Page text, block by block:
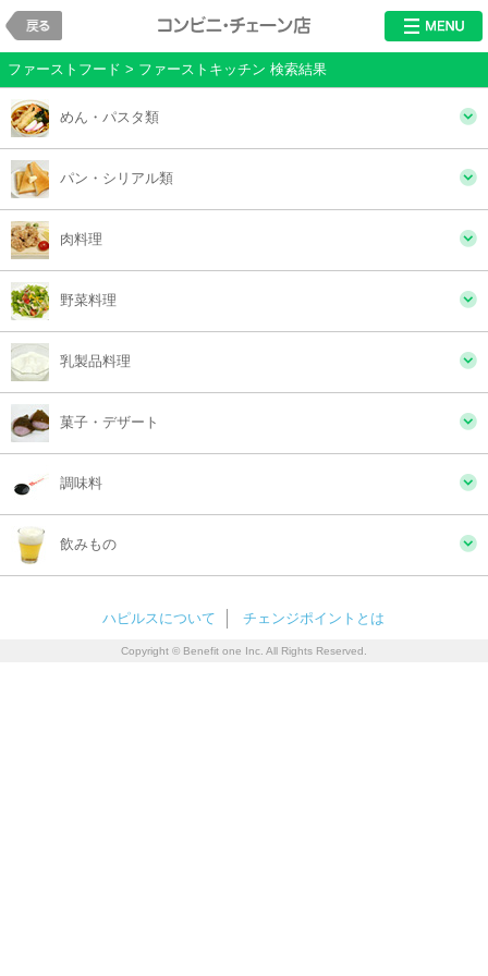
レストラン・チ
ファーストフード > ファーストキッチン 検索結果
めん・パスタ類
パン・シリアル類
肉料理
野菜料理
乳製品料理
菓子・デザート
調味料
飲みもの
ハピルスについて チェンジポイントとは
Copyright © Benefit one Inc. All Rights Reserved.